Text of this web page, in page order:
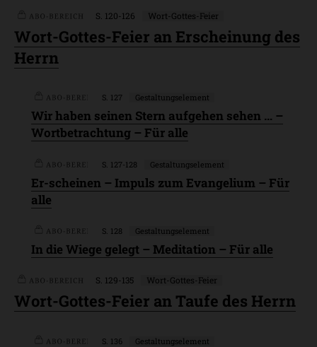
Plus
S. 120-126 Wort-Gottes-Feier
Wort-Gottes-Feier an Erscheinung des
Herrn
Plus
S. 127 Gestaltungselement
Wir haben seinen Stern aufgehen sehen … –
Wortbetrachtung – Für alle
Plus
S. 127-128 Gestaltungselement
Er-scheinen – Impuls zum Evangelium – Für
alle
Plus
S. 128 Gestaltungselement
In die Wiege gelegt – Meditation – Für alle
Plus
S. 129-135 Wort-Gottes-Feier
Wort-Gottes-Feier an Taufe des Herrn
S. 136 Gestaltungselement